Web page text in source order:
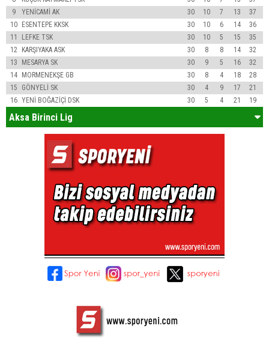
9
YENİCAMİ AK 30 10 7 13
37
10 ESENTEPE KKSK 30 10 6 14
36
11
LEFKE TSK 30 10 5 15
35
12
KARŞIYAKA ASK 30 8 8 14
32
13
MESARYA SK 30 9 5 16
32
14 MORMENEKŞE GB 30 8 4 18
28
15
GÖNYELİ SK 30 4 9 17
21
16 YENİ BOĞAZİÇİ DSK 30 5 4 21 19
Aksa Birinci Lig